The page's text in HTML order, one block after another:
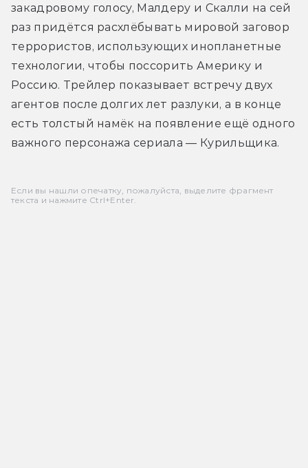
закадровому голосу, Малдеру и Скалли на сей
раз придётся расхлёбывать мировой заговор
террористов, использующих инопланетные
технологии, чтобы поссорить Америку и
Россию. Трейлер показывает встречу двух
агентов после долгих лет разлуки, а в конце
есть толстый намёк на появление ещё одного
важного персонажа сериала — Курильщика.
Если вы нашли опечатку, пожалуйста, выделите фрагмент
текста и нажмите Ctrl+Enter.